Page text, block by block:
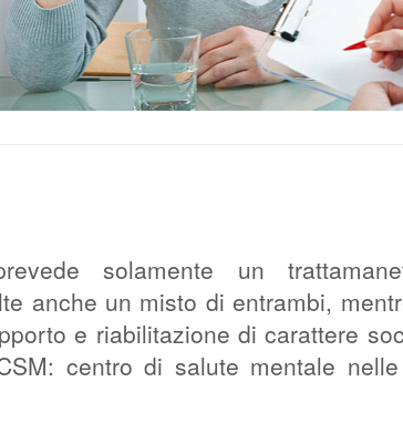
solamente un
anche un misto di entrambi,
e riabilitazione di carattere
centro di salute mentale